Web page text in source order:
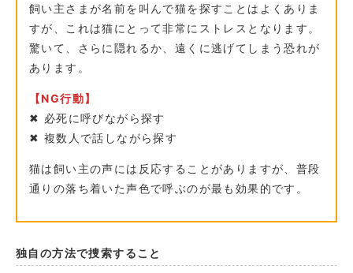
飼い主さまが名前を叫んで猫を探すことはよくありま
すが、これは猫にとって非常にストレスとなります。
驚いて、さらに隠れるか、遠くに逃げてしまう恐れが
あります。
【NG行動】
✖︎ 必死に呼びながら探す
✖︎ 複数人で話しながら探す
猫は飼い主の声には反応することがありますが、普段
通りの落ち着いた声色で呼ぶのが最も効果的です。
独自の方法で捜索すること